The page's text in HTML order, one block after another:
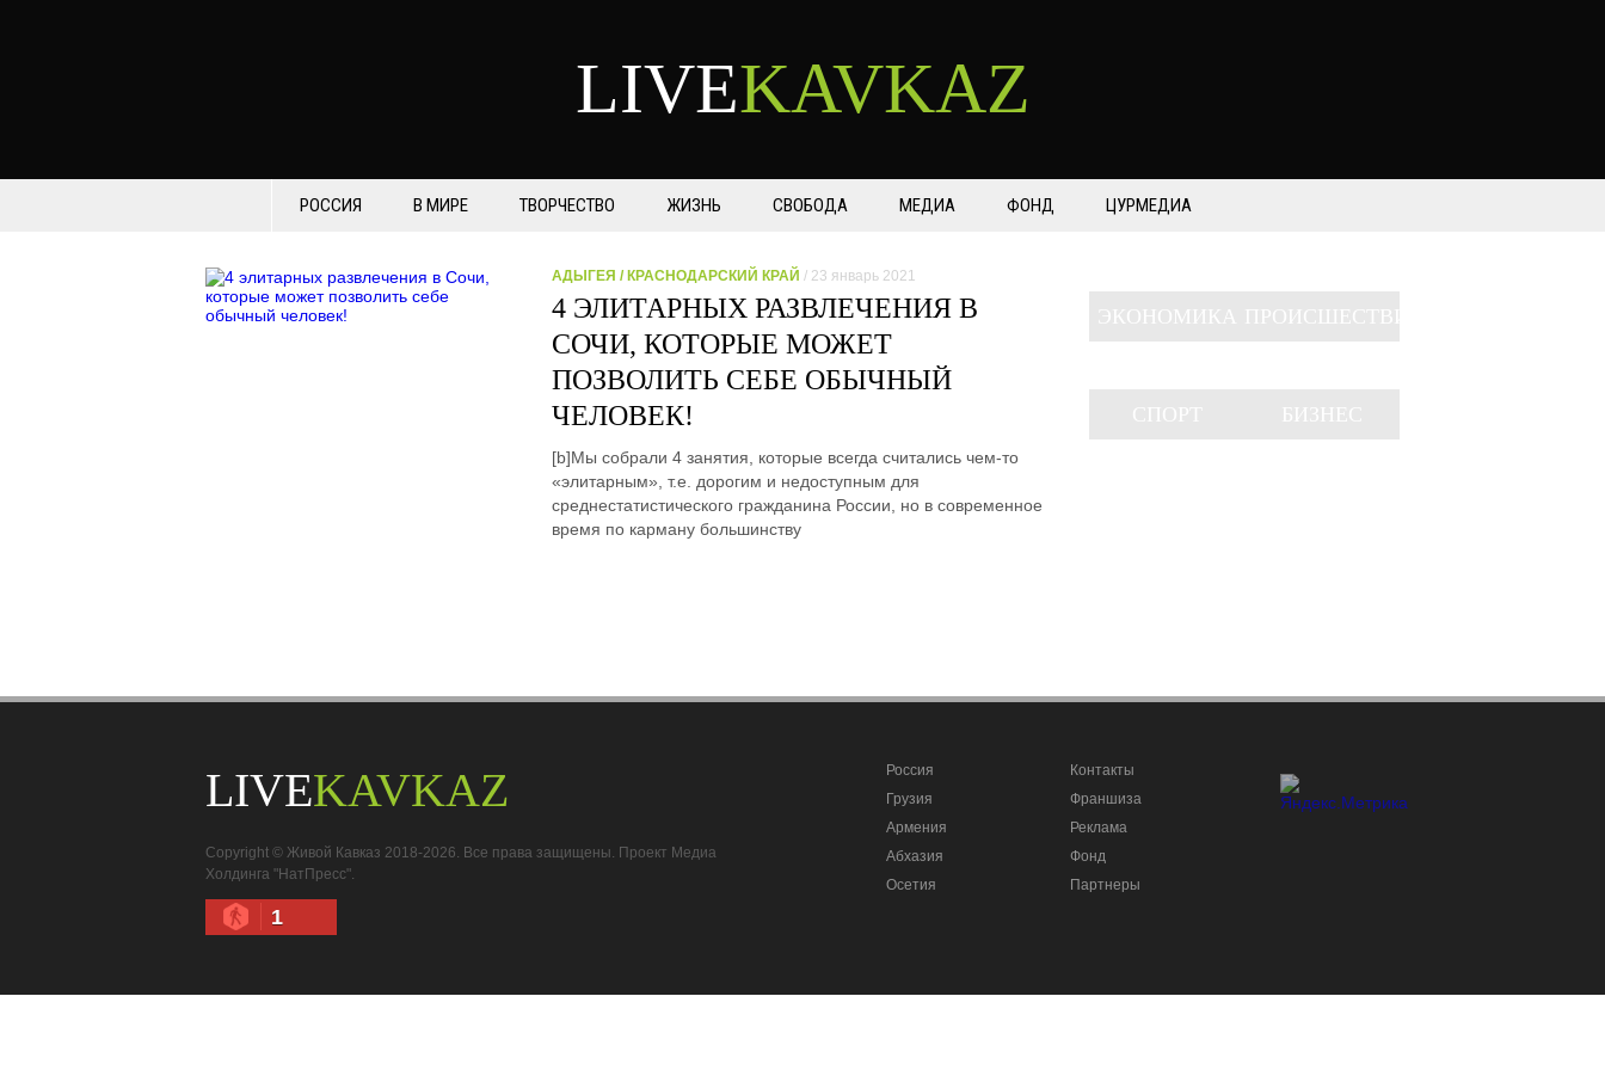
LIVEKAVKAZ
РОССИЯ В МИРЕ ТВОРЧЕСТВО ЖИЗНЬ СВОБОДА МЕДИА ФОНД ЦУРМЕДИА
АДЫГЕЯ / КРАСНОДАРСКИЙ КРАЙ / 23 январь 2021
4 ЭЛИТАРНЫХ РАЗВЛЕЧЕНИЯ В
СОЧИ, КОТОРЫЕ МОЖЕТ
ПОЗВОЛИТЬ СЕБЕ ОБЫЧНЫЙ
ЧЕЛОВЕК!
[b]Мы собрали 4 занятия, которые всегда считались чем-то
«элитарным», т.е. дорогим и недоступным для
среднестатистического гражданина России, но в современное
время по карману большинству
LIVEKAVKAZ
Copyright © Живой Кавказ 2018-2026. Все права защищены. Проект Медиа
Холдинга "НатПресс".
1
Россия
Грузия
Армения
Абхазия
Осетия
Контакты
Франшиза
Реклама
Фонд
Партнеры